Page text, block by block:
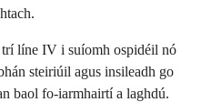
líne IV i suíomh ospidéil nó
steiriúil agus insileadh go
baol fo-iarmhairtí a laghdú.